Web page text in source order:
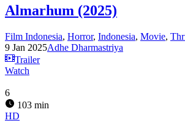
Almarhum (2025)
Film Indonesia, Horror, Indonesia, Movie,
9 Jan 2025Adhe Dharmastriya
Trailer
Watch
6
103 min
HD